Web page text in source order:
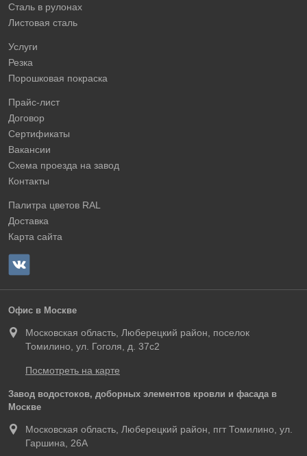
Сталь в рулонах
Листовая сталь
Услуги
Резка
Порошковая покраска
Прайс-лист
Договор
Сертификаты
Вакансии
Схема проезда на завод
Контакты
Палитра цветов RAL
Доставка
Карта сайта
Офис в Москве
Московская область, Люберецкий район, поселок
Томилино, ул. Гоголя, д. 37с2
Посмотреть на карте
Завод водостоков, доборных элементов кровли и фасада в
Москве
Московская область, Люберецкий район, пгт Томилино, ул.
Гаршина, 26А